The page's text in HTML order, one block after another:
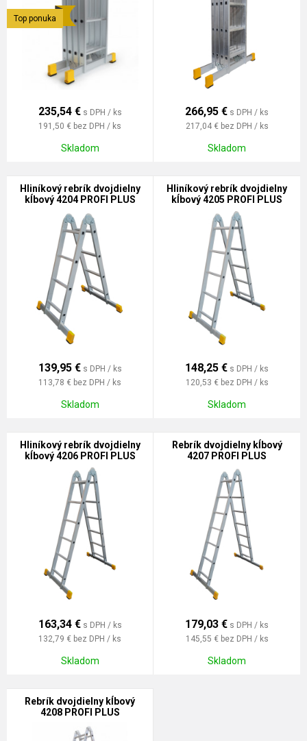
Top ponuka
235,54 € s DPH / ks
191,50 € bez DPH / ks
Skladom
266,95 € s DPH / ks
217,04 € bez DPH / ks
Skladom
Hliníkový rebrík dvojdielny
kĺbový 4204 PROFI PLUS
139,95 € s DPH / ks
113,78 € bez DPH / ks
Skladom
Hliníkový rebrík dvojdielny
kĺbový 4205 PROFI PLUS
148,25 € s DPH / ks
120,53 € bez DPH / ks
Skladom
Hliníkový rebrík dvojdielny
kĺbový 4206 PROFI PLUS
163,34 € s DPH / ks
132,79 € bez DPH / ks
Skladom
Rebrík dvojdielny kĺbový
4207 PROFI PLUS
179,03 € s DPH / ks
145,55 € bez DPH / ks
Skladom
Rebrík dvojdielny kĺbový
4208 PROFI PLUS